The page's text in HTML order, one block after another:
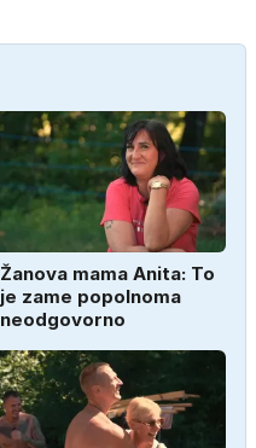
Žanova mama Anita: To
je zame popolnoma
neodgovorno